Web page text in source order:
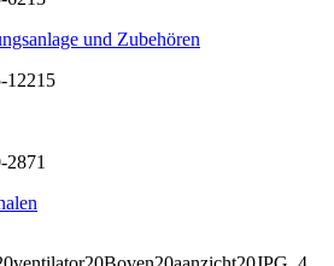
und Zubehören